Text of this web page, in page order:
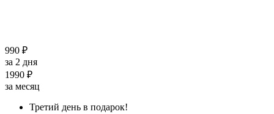
990 ₽
за 2 дня
1990 ₽
за месяц
Третий день в подарок!